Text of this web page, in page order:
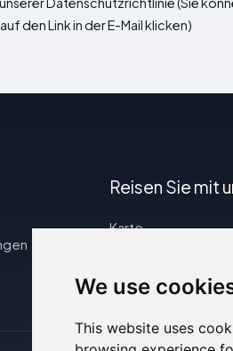
We use
This website uses
den Link in der E-Mail klicken)
Reisen Sie mit
Karte